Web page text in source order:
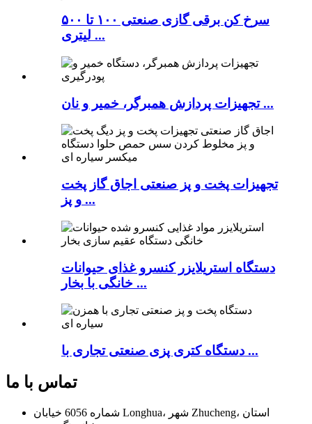
سرخ کن برقی گازی صنعتی ۱۰۰ تا ۵۰۰
لیتری ...
تجهیزات پردازش همبرگر، خمیر و نان ...
تجهیزات پخت و پز صنعتی اجاق گاز پخت
و پز ...
دستگاه استریلایزر کنسرو غذای حیوانات
خانگی با بخار ...
دستگاه کتری پزی صنعتی تجاری با ...
تماس با ما
شماره 6056 خیابان Longhua، شهر Zhucheng، استان